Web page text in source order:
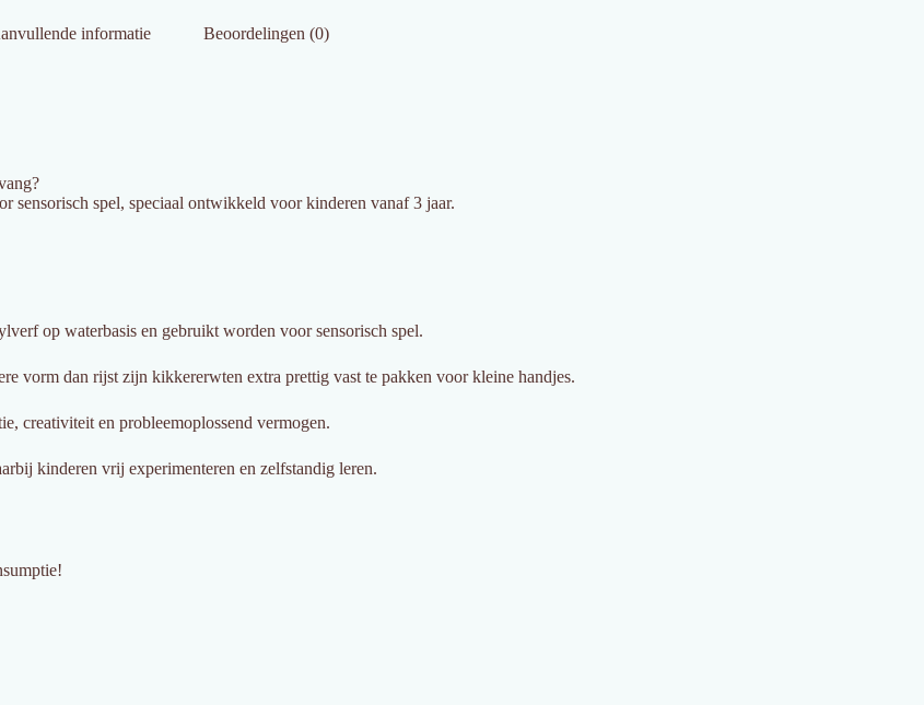
informatie Beoordelingen (0)
sensorisch spel, speciaal ontwikkeld voor kinderen vanaf 3 jaar.
op waterbasis en gebruikt worden voor sensorisch spel.
vorm dan rijst zijn kikkererwten extra prettig vast te pakken voor kleine handjes.
creativiteit en probleemoplossend vermogen.
kinderen vrij experimenteren en zelfstandig leren.